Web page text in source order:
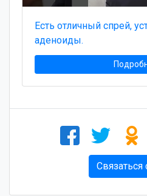
Есть отличный спрей,
аденоиды.
Связаться